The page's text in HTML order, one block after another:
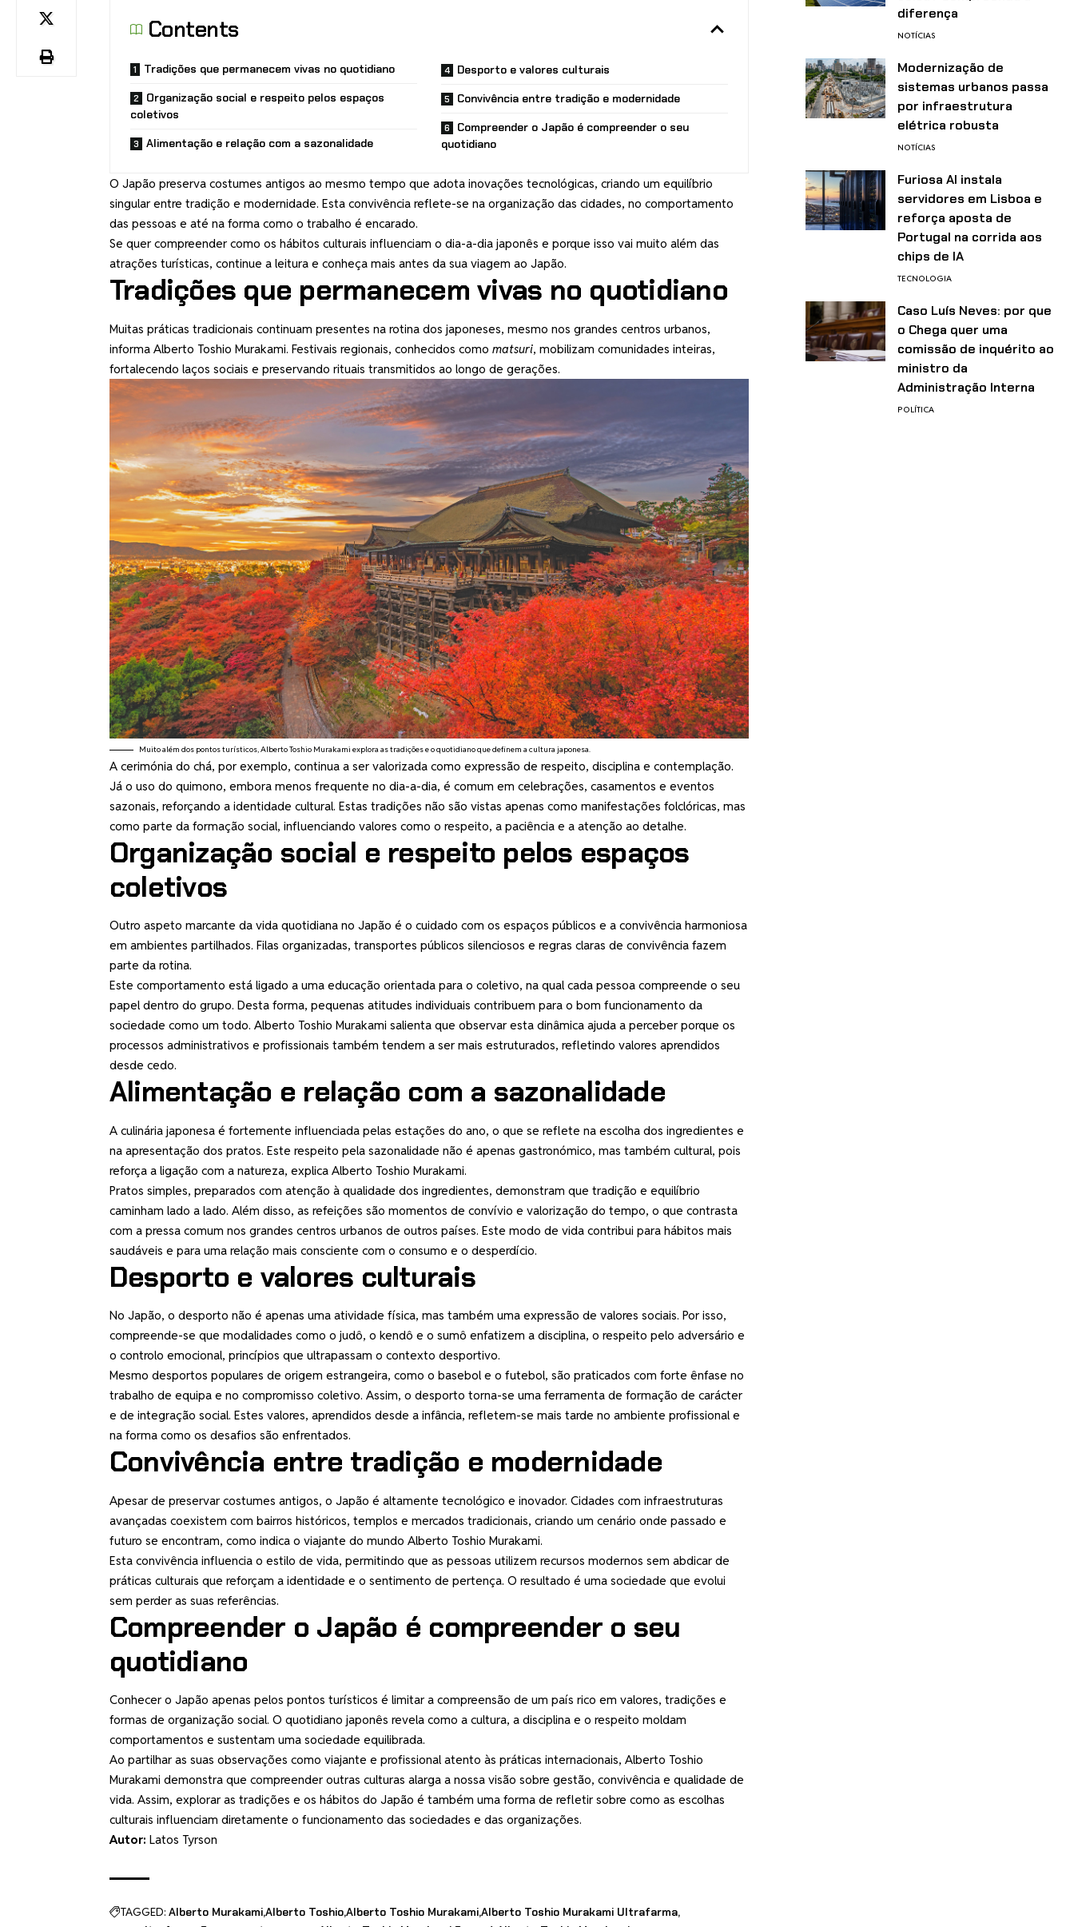
Contents
Tradições que permanecem vivas no quotidiano
Organização social e respeito pelos espaços
coletivos
Alimentação e relação com a sazonalidade
Desporto e valores culturais
Convivência entre tradição e modernidade
Compreender o Japão é compreender o seu
quotidiano
O Japão preserva costumes antigos ao mesmo tempo que adota inovações tecnológicas, criando um equilíbrio
singular entre tradição e modernidade. Esta convivência reflete-se na organização das cidades, no comportamento
das pessoas e até na forma como o trabalho é encarado.
Se quer compreender como os hábitos culturais influenciam o dia-a-dia japonês e porque isso vai muito além das
atrações turísticas, continue a leitura e conheça mais antes da sua viagem ao Japão.
Tradições que permanecem vivas no quotidiano
Muitas práticas tradicionais continuam presentes na rotina dos japoneses, mesmo nos grandes centros urbanos,
informa Alberto Toshio Murakami. Festivais regionais, conhecidos como matsuri, mobilizam comunidades inteiras,
fortalecendo laços sociais e preservando rituais transmitidos ao longo de gerações.
Muito além dos pontos turísticos, Alberto Toshio Murakami explora as tradições e o quotidiano que definem a cultura japonesa.
A cerimónia do chá, por exemplo, continua a ser valorizada como expressão de respeito, disciplina e contemplação.
Já o uso do quimono, embora menos frequente no dia-a-dia, é comum em celebrações, casamentos e eventos
sazonais, reforçando a identidade cultural. Estas tradições não são vistas apenas como manifestações folclóricas, mas
como parte da formação social, influenciando valores como o respeito, a paciência e a atenção ao detalhe.
Organização social e respeito pelos espaços
coletivos
Outro aspeto marcante da vida quotidiana no Japão é o cuidado com os espaços públicos e a convivência harmoniosa
em ambientes partilhados. Filas organizadas, transportes públicos silenciosos e regras claras de convivência fazem
parte da rotina.
Este comportamento está ligado a uma educação orientada para o coletivo, na qual cada pessoa compreende o seu
papel dentro do grupo. Desta forma, pequenas atitudes individuais contribuem para o bom funcionamento da
sociedade como um todo. Alberto Toshio Murakami salienta que observar esta dinâmica ajuda a perceber porque os
processos administrativos e profissionais também tendem a ser mais estruturados, refletindo valores aprendidos
desde cedo.
Alimentação e relação com a sazonalidade
A culinária japonesa é fortemente influenciada pelas estações do ano, o que se reflete na escolha dos ingredientes e
na apresentação dos pratos. Este respeito pela sazonalidade não é apenas gastronómico, mas também cultural, pois
reforça a ligação com a natureza, explica Alberto Toshio Murakami.
Pratos simples, preparados com atenção à qualidade dos ingredientes, demonstram que tradição e equilíbrio
caminham lado a lado. Além disso, as refeições são momentos de convívio e valorização do tempo, o que contrasta
com a pressa comum nos grandes centros urbanos de outros países. Este modo de vida contribui para hábitos mais
saudáveis e para uma relação mais consciente com o consumo e o desperdício.
Desporto e valores culturais
No Japão, o desporto não é apenas uma atividade física, mas também uma expressão de valores sociais. Por isso,
compreende-se que modalidades como o judô, o kendô e o sumô enfatizem a disciplina, o respeito pelo adversário e
o controlo emocional, princípios que ultrapassam o contexto desportivo.
Mesmo desportos populares de origem estrangeira, como o basebol e o futebol, são praticados com forte ênfase no
trabalho de equipa e no compromisso coletivo. Assim, o desporto torna-se uma ferramenta de formação de carácter
e de integração social. Estes valores, aprendidos desde a infância, refletem-se mais tarde no ambiente profissional e
na forma como os desafios são enfrentados.
Convivência entre tradição e modernidade
Apesar de preservar costumes antigos, o Japão é altamente tecnológico e inovador. Cidades com infraestruturas
avançadas coexistem com bairros históricos, templos e mercados tradicionais, criando um cenário onde passado e
futuro se encontram, como indica o viajante do mundo Alberto Toshio Murakami.
Esta convivência influencia o estilo de vida, permitindo que as pessoas utilizem recursos modernos sem abdicar de
práticas culturais que reforçam a identidade e o sentimento de pertença. O resultado é uma sociedade que evolui
sem perder as suas referências.
Compreender o Japão é compreender o seu
quotidiano
Conhecer o Japão apenas pelos pontos turísticos é limitar a compreensão de um país rico em valores, tradições e
formas de organização social. O quotidiano japonês revela como a cultura, a disciplina e o respeito moldam
comportamentos e sustentam uma sociedade equilibrada.
Ao partilhar as suas observações como viajante e profissional atento às práticas internacionais, Alberto Toshio
Murakami demonstra que compreender outras culturas alarga a nossa visão sobre gestão, convivência e qualidade de
vida. Assim, explorar as tradições e os hábitos do Japão é também uma forma de refletir sobre como as escolhas
culturais influenciam diretamente o funcionamento das sociedades e das organizações.
Autor: Latos Tyrson
TAGGED: Alberto MurakamiAlberto ToshioAlberto Toshio MurakamiAlberto Toshio Murakami Ultrafarma
diferença
NOTÍCIAS
Modernização de
sistemas urbanos passa
por infraestrutura
elétrica robusta
NOTÍCIAS
Furiosa AI instala
servidores em Lisboa e
reforça aposta de
Portugal na corrida aos
chips de IA
TECNOLOGIA
Caso Luís Neves: por que
o Chega quer uma
comissão de inquérito ao
ministro da
Administração Interna
POLÍTICA